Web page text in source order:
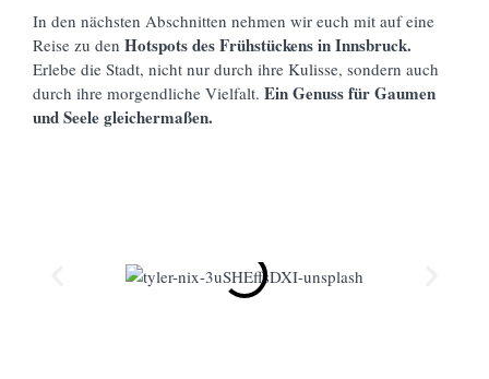
In den nächsten Abschnitten nehmen wir euch mit auf eine
Reise zu den Hotspots des Frühstückens in Innsbruck.
Erlebe die Stadt, nicht nur durch ihre Kulisse, sondern auch
durch ihre morgendliche Vielfalt. Ein Genuss für Gaumen
und Seele gleichermaßen.